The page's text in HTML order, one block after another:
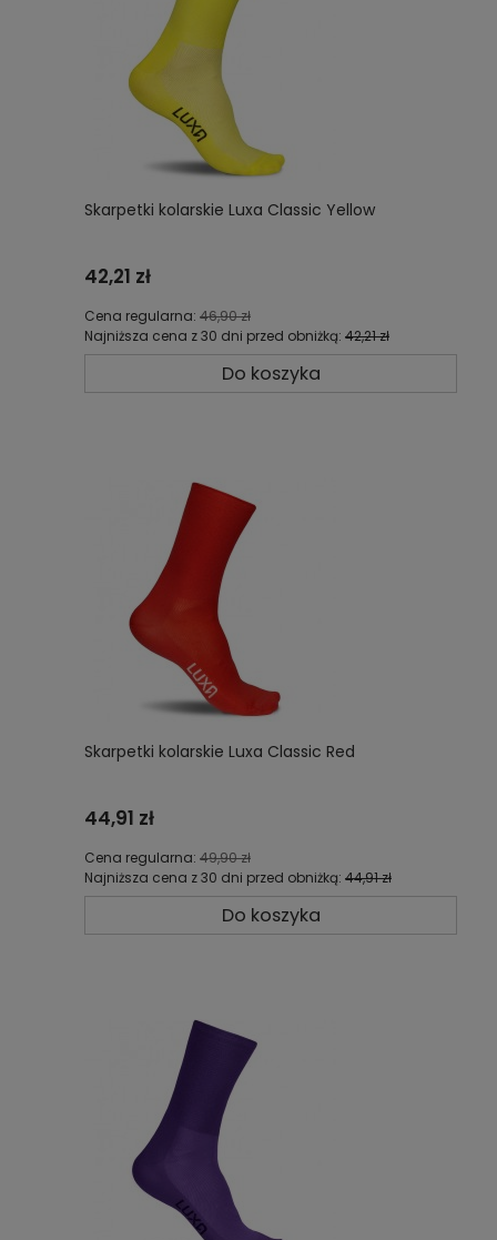
Skarpetki kolarskie Luxa Classic Yellow
42,21 zł
Cena regularna: 46,90 zł
Najniższa cena z 30 dni przed obniżką: 42,21 zł
Do koszyka
Skarpetki kolarskie Luxa Classic Red
44,91 zł
Cena regularna: 49,90 zł
Najniższa cena z 30 dni przed obniżką: 44,91 zł
Do koszyka